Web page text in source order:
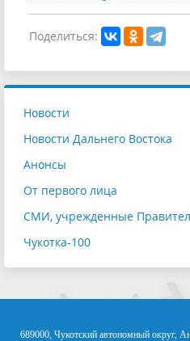
Поделиться:
Новости
Новости Дальнего Востока
Анонсы
От первого лица
СМИ, учрежденные
Чукотка-100
689000, Чукотский автономный округ,